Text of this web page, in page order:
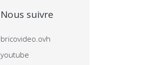
Nous suivre
bricovideo.ovh
youtube